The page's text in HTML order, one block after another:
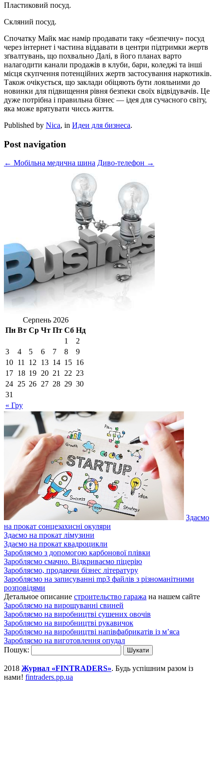
Пластиковий посуд.
Скляний посуд.
Спочатку Майк має намір продавати таку «безпечну» посуд
через інтернет і частина віддавати в центри підтримки жертв
зґвалтувань, що похвально Далі, в його планах варто
налагодити канали продажів в клуби, бари, коледжі та інші
місця скупчення потенційних жертв застосування наркотиків.
Також очікується, що заклади обіцяють бути лояльними до
новинки для підвищення рівня безпеки своїх відвідувачів. Це
дуже потрібна і правильна бізнес — ідея для сучасного світу,
яка може врятувати чиєсь життя.
Published by Nica, in Идеи для бизнеса.
Post navigation
← Мобільна медична шина Диво-телефон →
Серпень 2026
Пн Вт Ср Чт Пт Сб Нд
« Гру
1
2
3
4 5 6 7 8
9
10 11 12 13 14 15 16
17 18 19 20 21 22 23
24 25 26 27 28 29 30
31
Здаємо
на прокат сонцезахисні окуляри
Здаємо на прокат лімузини
Здаємо на прокат квадроцикли
Заробляємо з допомогою карбонової плівки
Заробляємо смачно. Відкриваємо піцерію
Заробляємо, продаючи бізнес літературу
Заробляємо на записуванні mp3 файлів з різноманітними
розповідями
Детальное описание строительство гаража на нашем сайте
Заробляємо на вирощуванні свиней
Заробляємо на виробництві сушених овочів
Заробляємо на виробництві рукавичок
Заробляємо на виробництві напівфабрикатів із м’яса
Заробляємо на виготовлення опудал
Пошук:
2018 Журнал «FINTRADERS». Будь успішним разом із
нами! fintraders.pp.ua